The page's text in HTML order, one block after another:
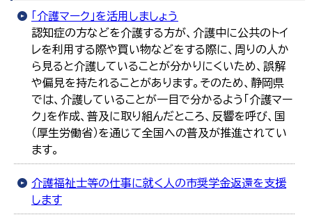
「介護マーク」を活用しましょう
認知症の方などを介護する方が、介護中に公共のトイ
レを利用する際や買い物などをする際に、周りの人か
ら見ると介護していることが分かりにくいため、誤解
や偏見を持たれることがあります。そのため、静岡県
では、介護していることが一目で分かるよう「介護マー
ク」を作成、普及に取り組んだところ、反響を呼び、国
（厚生労働省）を通じて全国への普及が推進されてい
ます。
介護福祉士等の仕事に就く人の市奨学金返還を支援
します